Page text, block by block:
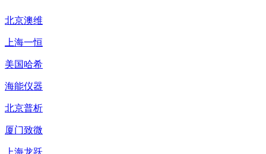
北京澳维
上海一恒
美国哈希
海能仪器
北京普析
厦门致微
上海龙跃